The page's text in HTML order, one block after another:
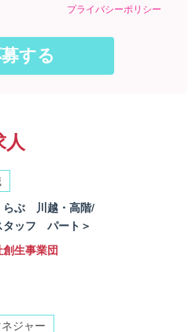
プライバシーポリシー
人
らぶ 川越・高階/
タッフ パート＞
生事業団
ジャー